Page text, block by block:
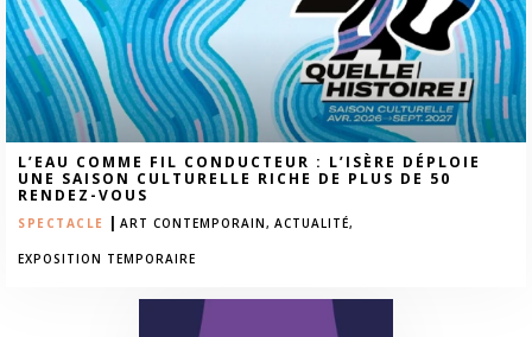
L’EAU COMME FIL CONDUCTEUR : L’ISÈRE DÉPLOIE
UNE SAISON CULTURELLE RICHE DE PLUS DE 50
RENDEZ-VOUS
SPECTACLE | ART CONTEMPORAIN, ACTUALITÉ,
EXPOSITION TEMPORAIRE